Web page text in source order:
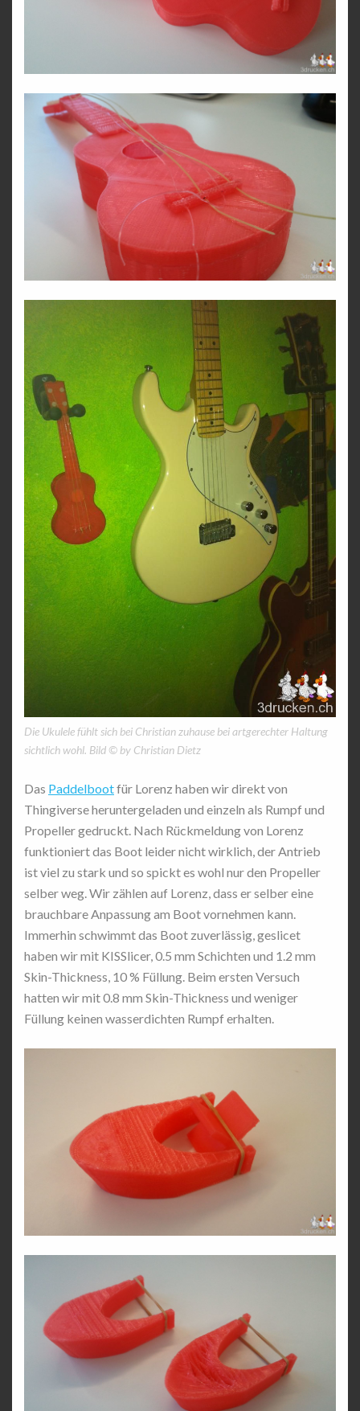
Die Ukulele fühlt sich bei Christian zuhause bei artgerechter Haltung
sichtlich wohl. Bild © by Christian Dietz
Das Paddelbootfür Lorenz haben wir direkt von
Thingiverse heruntergeladen und einzeln als Rumpf und
Propeller gedruckt. Nach Rückmeldung von Lorenz
funktioniert das Boot leider nicht wirklich, der Antrieb
ist viel zu stark und so spickt es wohl nur den Propeller
selber weg. Wir zählen auf Lorenz, dass er selber eine
brauchbare Anpassung am Boot vornehmen kann.
Immerhin schwimmt das Boot zuverlässig, geslicet
haben wir mit KISSlicer, 0.5 mm Schichten und 1.2 mm
Skin-Thickness, 10 % Füllung. Beim ersten Versuch
hatten wir mit 0.8 mm Skin-Thickness und weniger
Füllung keinen wasserdichten Rumpf erhalten.